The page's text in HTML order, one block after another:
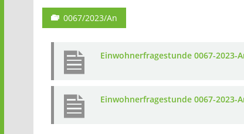
0067/2023/An
Einwohnerfragestunde 0067-2023-
Einwohnerfragestunde 0067-2023-